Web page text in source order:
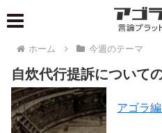
ホーム 今週のテーマ
自炊代行提訴につい
アゴラ